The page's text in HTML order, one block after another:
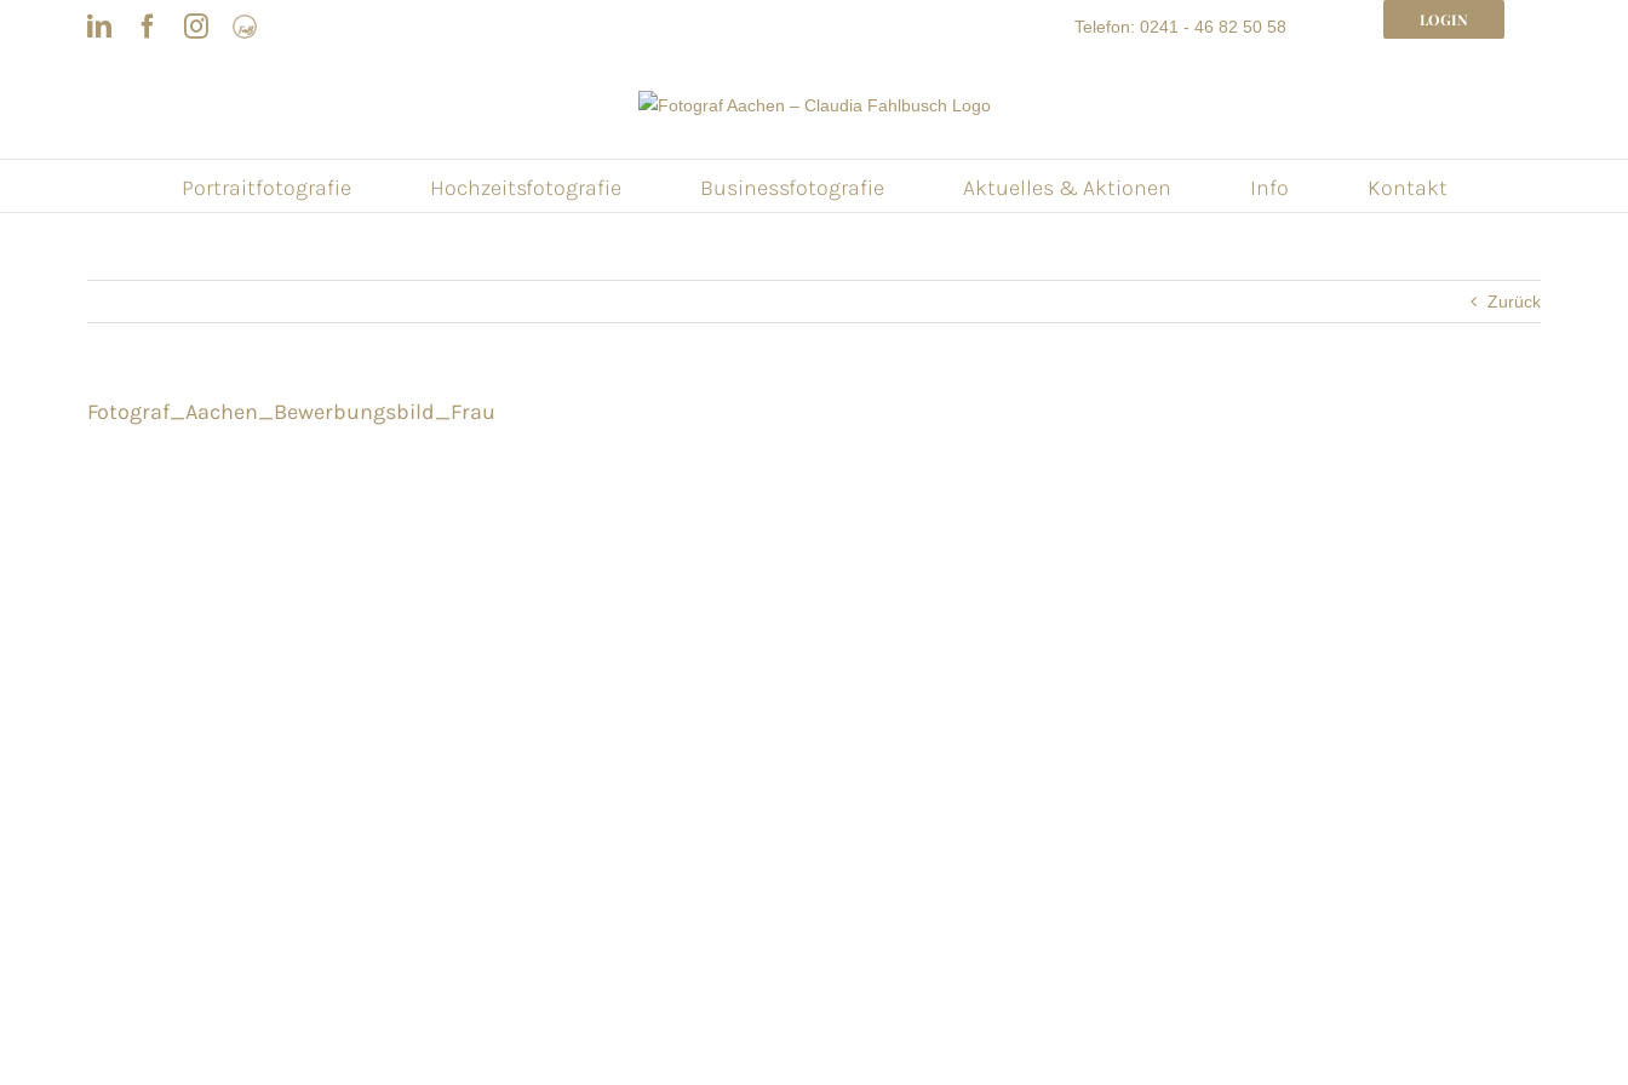
LinkedInFacebook
Instagram
Frau
Telefon: 0241 - 46 82 50 58 LOGIN
Portraitfotografie Hochzeitsfotografie Businessfotografie Aktuelles & Aktionen Info Kontakt
Zurück
Fotograf_Aachen_Bewerbungsbild_Frau